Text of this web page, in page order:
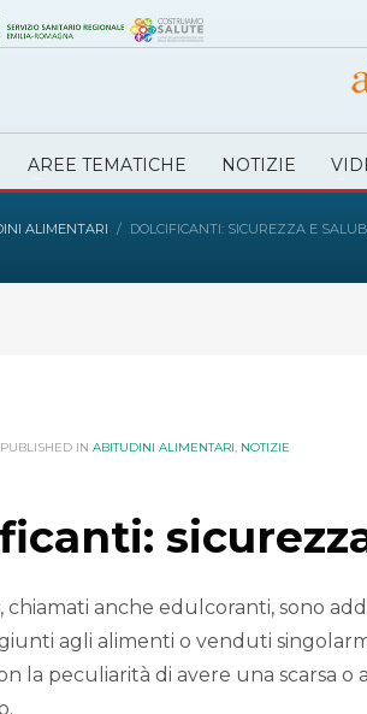
AREE TEMATICHE NOTIZIE
ALIMENTARI DOLCIFICANTI: SICUREZZA E
PUBLISHED IN ABITUDINI ALIMENTARI, NOTIZIE
chiamati anche edulcoranti, sono
agli alimenti o venduti
la peculiarità di avere una scarsa o